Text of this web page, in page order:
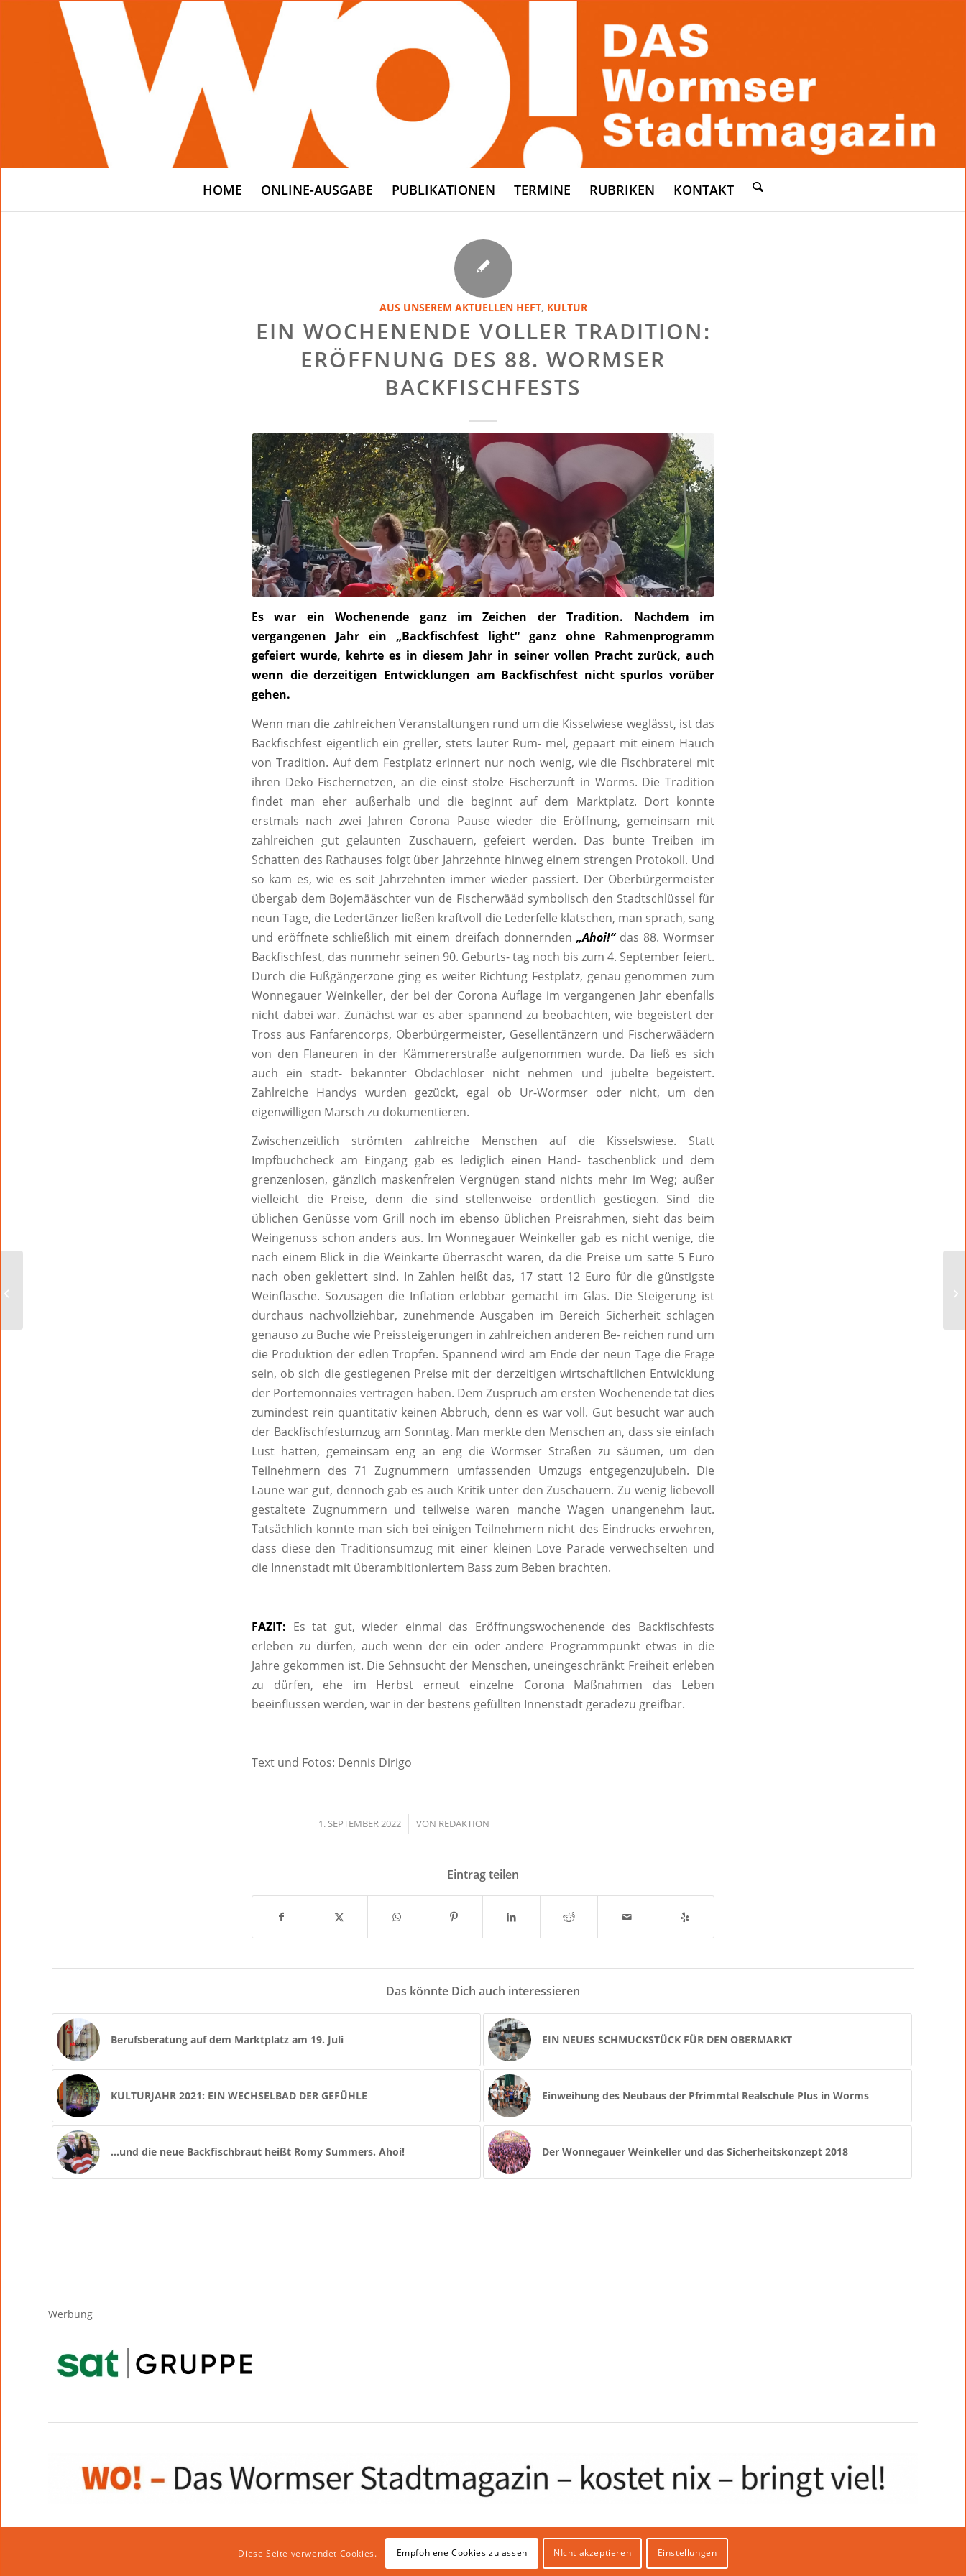
HOME ONLINE-AUSGABE PUBLIKATIONEN TERMINE RUBRIKEN KONTAKT
AUS UNSEREM AKTUELLEN HEFT, KULTUR
EIN WOCHENENDE VOLLER TRADITION:
ERÖFFNUNG DES 88. WORMSER
BACKFISCHFESTS
Es war ein Wochenende ganz im Zeichen der Tradition. Nachdem im
vergangenen Jahr ein „Backfischfest light“ ganz ohne Rahmenprogramm
gefeiert wurde, kehrte es in diesem Jahr in seiner vollen Pracht zurück, auch
wenn die derzeitigen Entwicklungen am Backfischfest nicht spurlos vorüber
gehen.
Wenn man die zahlreichen Veranstaltungen rund um die Kisselwiese weglässt, ist das
Backfischfest eigentlich ein greller, stets lauter Rum- mel, gepaart mit einem Hauch
von Tradition. Auf dem Festplatz erinnert nur noch wenig, wie die Fischbraterei mit
ihren Deko Fischernetzen, an die einst stolze Fischerzunft in Worms. Die Tradition
findet man eher außerhalb und die beginnt auf dem Marktplatz. Dort konnte
erstmals nach zwei Jahren Corona Pause wieder die Eröffnung, gemeinsam mit
zahlreichen gut gelaunten Zuschauern, gefeiert werden. Das bunte Treiben im
Schatten des Rathauses folgt über Jahrzehnte hinweg einem strengen Protokoll. Und
so kam es, wie es seit Jahrzehnten immer wieder passiert. Der Oberbürgermeister
übergab dem Bojemääschter vun de Fischerwääd symbolisch den Stadtschlüssel für
neun Tage, die Ledertänzer ließen kraftvoll die Lederfelle klatschen, man sprach, sang
und eröffnete schließlich mit einem dreifach donnernden „Ahoi!“ das 88. Wormser
Backfischfest, das nunmehr seinen 90. Geburts- tag noch bis zum 4. September feiert.
Durch die Fußgängerzone ging es weiter Richtung Festplatz, genau genommen zum
Wonnegauer Weinkeller, der bei der Corona Auflage im vergangenen Jahr ebenfalls
nicht dabei war. Zunächst war es aber spannend zu beobachten, wie begeistert der
Tross aus Fanfarencorps, Oberbürgermeister, Gesellentänzern und Fischerwäädern
von den Flaneuren in der Kämmererstraße aufgenommen wurde. Da ließ es sich
auch ein stadt- bekannter Obdachloser nicht nehmen und jubelte begeistert.
Zahlreiche Handys wurden gezückt, egal ob Ur-Wormser oder nicht, um den
eigenwilligen Marsch zu dokumentieren.
Zwischenzeitlich strömten zahlreiche Menschen auf die Kisselswiese. Statt
Impfbuchcheck am Eingang gab es lediglich einen Hand- taschenblick und dem
grenzenlosen, gänzlich maskenfreien Vergnügen stand nichts mehr im Weg; außer
vielleicht die Preise, denn die sind stellenweise ordentlich gestiegen. Sind die
üblichen Genüsse vom Grill noch im ebenso üblichen Preisrahmen, sieht das beim
Weingenuss schon anders aus. Im Wonnegauer Weinkeller gab es nicht wenige, die
nach einem Blick in die Weinkarte überrascht waren, da die Preise um satte 5 Euro
nach oben geklettert sind. In Zahlen heißt das, 17 statt 12 Euro für die günstigste
Weinflasche. Sozusagen die Inflation erlebbar gemacht im Glas. Die Steigerung ist
durchaus nachvollziehbar, zunehmende Ausgaben im Bereich Sicherheit schlagen
genauso zu Buche wie Preissteigerungen in zahlreichen anderen Be- reichen rund um
die Produktion der edlen Tropfen. Spannend wird am Ende der neun Tage die Frage
sein, ob sich die gestiegenen Preise mit der derzeitigen wirtschaftlichen Entwicklung
der Portemonnaies vertragen haben. Dem Zuspruch am ersten Wochenende tat dies
zumindest rein quantitativ keinen Abbruch, denn es war voll. Gut besucht war auch
der Backfischfestumzug am Sonntag. Man merkte den Menschen an, dass sie einfach
Lust hatten, gemeinsam eng an eng die Wormser Straßen zu säumen, um den
Teilnehmern des 71 Zugnummern umfassenden Umzugs entgegenzujubeln. Die
Laune war gut, dennoch gab es auch Kritik unter den Zuschauern. Zu wenig liebevoll
gestaltete Zugnummern und teilweise waren manche Wagen unangenehm laut.
Tatsächlich konnte man sich bei einigen Teilnehmern nicht des Eindrucks erwehren,
dass diese den Traditionsumzug mit einer kleinen Love Parade verwechselten und
die Innenstadt mit überambitioniertem Bass zum Beben brachten.
FAZIT: Es tat gut, wieder einmal das Eröffnungswochenende des Backfischfests
erleben zu dürfen, auch wenn der ein oder andere Programmpunkt etwas in die
Jahre gekommen ist. Die Sehnsucht der Menschen, uneingeschränkt Freiheit erleben
zu dürfen, ehe im Herbst erneut einzelne Corona Maßnahmen das Leben
beeinflussen werden, war in der bestens gefüllten Innenstadt geradezu greifbar.
Text und Fotos: Dennis Dirigo
1. SEPTEMBER 2022
/ VON REDAKTION
Eintrag teilen
Das könnte Dich auch interessieren
Berufsberatung auf dem Marktplatz am 19. Juli EIN NEUES SCHMUCKSTÜCK FÜR DEN OBERMARKT
KULTURJAHR 2021: EIN WECHSELBAD DER GEFÜHLE Einweihung des Neubaus der Pfrimmtal Realschule Plus in Worms
…und die neue Backfischbraut heißt Romy Summers. Ahoi! Der Wonnegauer Weinkeller und das Sicherheitskonzept 2018
Werbung
Website von klicklabor.de| Webhosting & IT Infrastruktur
Diese Seite verwendet Cookies. Empfohlene Cookies zulassen NIcht akzeptieren Einstellungen